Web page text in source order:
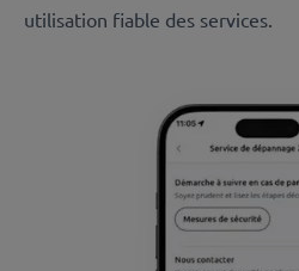
utilisation fiable des services.